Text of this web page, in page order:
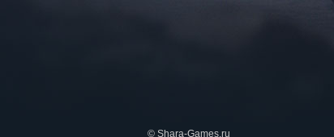
© Shara-Games.ru